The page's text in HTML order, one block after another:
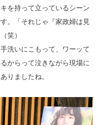
を持って立っているシーン
。「それじゃ『家政婦は見
笑）
洗いにこもって、ワーッて
からって泣きながら現場に
りましたね。